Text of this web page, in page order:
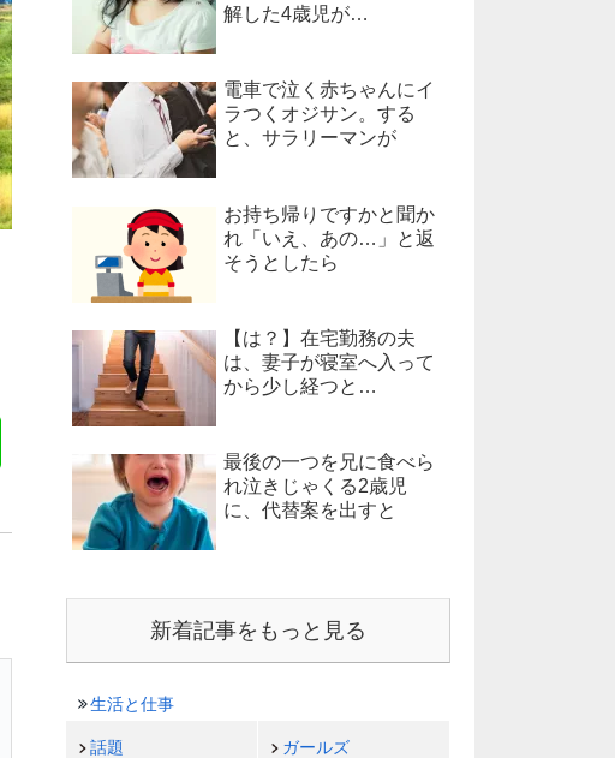
解した4歳児が…
電車で泣く赤ちゃんにイ
ラつくオジサン。する
と、サラリーマンが
お持ち帰りですかと聞か
れ「いえ、あの…」と返
そうとしたら
【は？】在宅勤務の夫
は、妻子が寝室へ入って
から少し経つと…
最後の一つを兄に食べら
れ泣きじゃくる2歳児
に、代替案を出すと
新着記事をもっと見る
生活と仕事
話題 ガールズ